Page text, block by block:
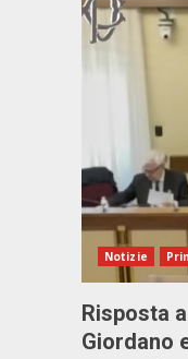
Notizie
Risposta
Giordano